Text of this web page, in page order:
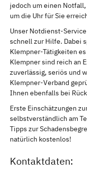
jedoch um einen
um die Uhr für Sie
Unser Notdienst-
schnell zur Hilfe. Dabei
Klempner-Tätigkeiten
Klempner sind reich an
zuverlässig, seriös und
Klempner-Verband
Ihnen ebenfalls bei
Erste Einschätzungen
selbstverständlich am
Tipps zur
natürlich kostenlos!
Kontaktdaten: